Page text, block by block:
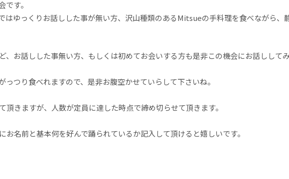
です。
はゆっくりお話しした事が無い方、沢山種類のあるMitsueの手料理を食べながら、
、お話しした事無い方、もしくは初めてお会いする方も是非この機会にお話ししてみ
っつり食べれますので、是非お腹空かせていらして下さいね。
頂きますが、人数が定員に達した時点で締め切らせて頂きます。
お名前と基本何を好んで踊られているか記入して頂けると嬉しいです。